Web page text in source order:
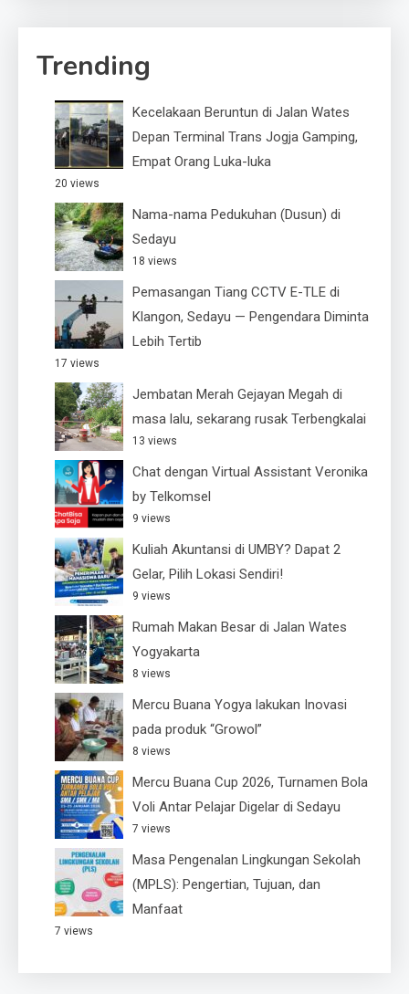
Trending
Kecelakaan Beruntun di Jalan Wates
Depan Terminal Trans Jogja Gamping,
Empat Orang Luka-luka
20 views
Nama-nama Pedukuhan (Dusun) di
Sedayu
18 views
Pemasangan Tiang CCTV E-TLE di
Klangon, Sedayu — Pengendara Diminta
Lebih Tertib
17 views
Jembatan Merah Gejayan Megah di
masa lalu, sekarang rusak Terbengkalai
13 views
Chat dengan Virtual Assistant Veronika
by Telkomsel
9 views
Kuliah Akuntansi di UMBY? Dapat 2
Gelar, Pilih Lokasi Sendiri!
9 views
Rumah Makan Besar di Jalan Wates
Yogyakarta
8 views
Mercu Buana Yogya lakukan Inovasi
pada produk “Growol”
8 views
Mercu Buana Cup 2026, Turnamen Bola
Voli Antar Pelajar Digelar di Sedayu
7 views
Masa Pengenalan Lingkungan Sekolah
(MPLS): Pengertian, Tujuan, dan
Manfaat
7 views